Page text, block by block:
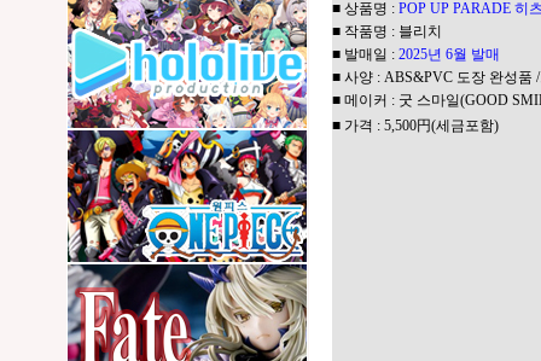
■ 상품명 : POP UP PARADE 히
■ 작품명 : 블리치
■ 발매일 : 2025년 6월 발매
■ 사양 : ABS&PVC 도장 완성품
■ 메이커 : 굿 스마일(GOOD
■ 가격 : 5,500円(세금포함)